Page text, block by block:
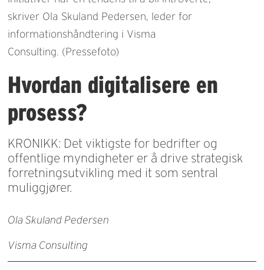
skriver Ola Skuland Pedersen, leder for
informationshåndtering i Visma
Consulting. (Pressefoto)
Hvordan digitalisere en
prosess?
KRONIKK: Det viktigste for bedrifter og
offentlige myndigheter er å drive strategisk
forretningsutvikling med it som sentral
muliggjører.
Ola Skuland Pedersen
Visma Consulting